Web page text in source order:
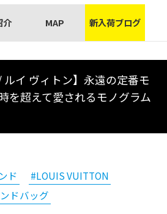
介 MAP 新入荷ブログ
ルイ ヴィトン】永遠の定番モ
を超えて愛されるモノグラム
ド
#LOUIS VUITTON
ドバッグ